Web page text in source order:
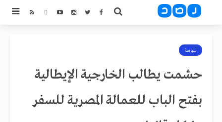
سياسة
حشمت يطالب الخارجية الإيطالية
بفتح الباب للعمالة المصرية للسفر